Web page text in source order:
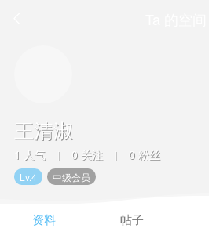
王清淑
1 人气 | 0 关注 | 0 粉丝
Lv.4 中级会员
资料 帖子